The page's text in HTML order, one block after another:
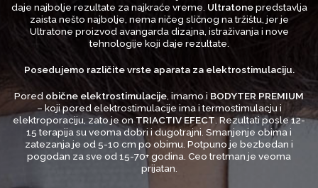
daje najbolje rezultate za najkraće vreme. Ultratonepredstavlja
zaista nešto najbolje, nema ničeg sličnog na tržištu, jer je
Ultratone proizvod avangarda dizajna, istraživanja i nove
tehnologije koji daje rezultate.
Posedujemo različite vrste aparata za elektrostimulaciju.
Pored obične elektrostimulacije , imamo i BODYTER PREMIUM
– koji pored elektrostimulacije ima i termostimulacju i
elektroporaciju, zato je onTRIACTIV EFECT. Rezultati posle 12-
15 terapija su veoma dobri i dugotrajni. Smanjenje obima i
zatezanja je od 5-10 cm po obimu. Potpuno je bezbedan i
pogodan za sve od 15-70+ godina. Ceo tretman je veoma
prijatan.